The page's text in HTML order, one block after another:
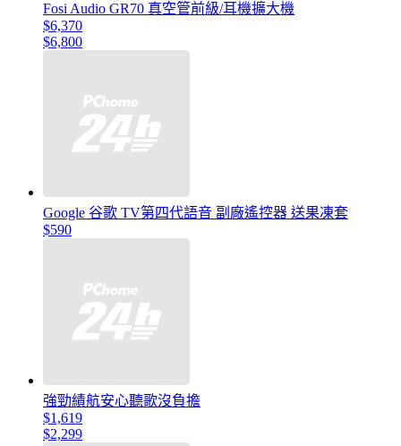
Fosi Audio GR70 真空管前級/耳機擴大機
$6,370
$6,800
Google 谷歌 TV第四代語音 副廠遙控器 送果凍套
$590
強勁績航安心聽歌沒負擔
$1,619
$2,299